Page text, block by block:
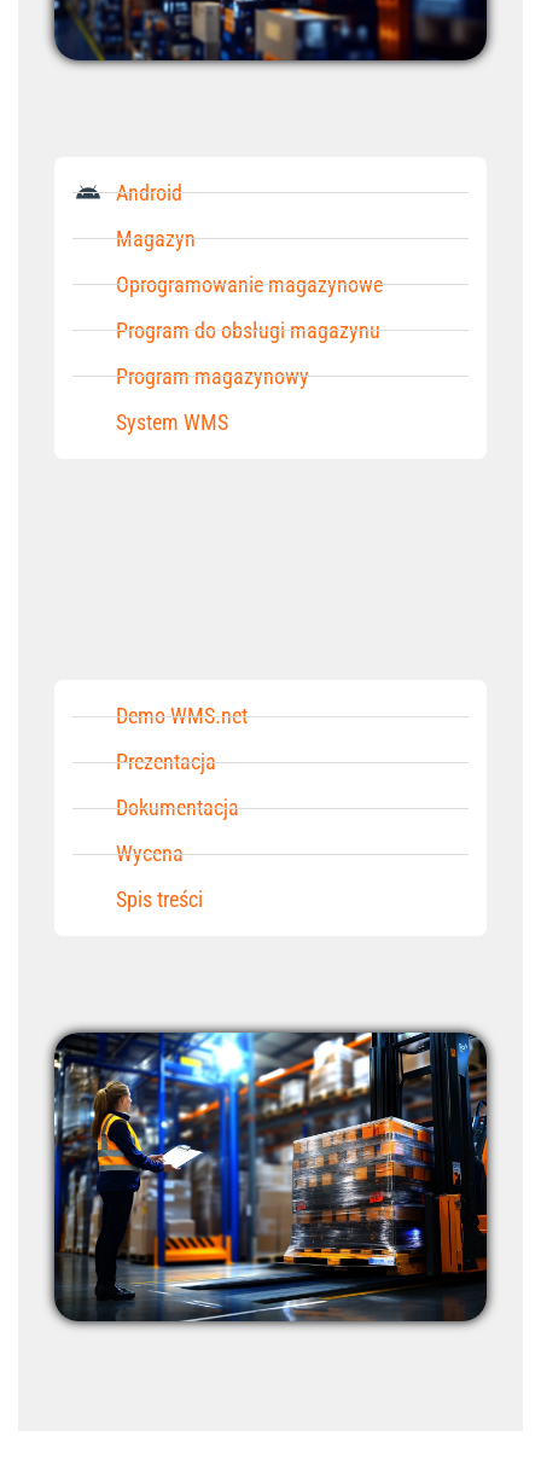
Android
Magazyn
Oprogramowanie magazynowe
Program do obsługi magazynu
Program magazynowy
System WMS
Demo WMS.net
Prezentacja
Dokumentacja
Wycena
Spis treści